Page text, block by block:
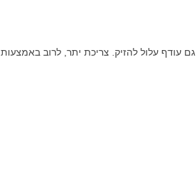
גם עודף עלול להזיק. צריכת יתר, לרוב באמצעות